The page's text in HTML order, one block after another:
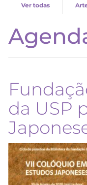
Ver todas
da USP